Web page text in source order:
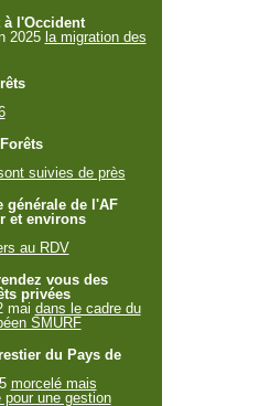
à l'Occident
2025 la migration des
suivies de près
générale de l'AF
et environs
au RDV
vous des
privées
mai dans le cadre du
SMURF
du Pays de
morcelé mais
pour une gestion